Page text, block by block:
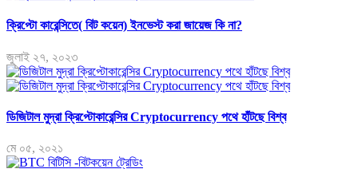
ক্রিপ্টো কারেন্সিতে( বিট কয়েন) ইনভেস্ট করা জায়েজ কি না?
জুলাই ২৭, ২০২৩
ডিজিটাল মুদ্রা ক্রিপ্টোকারেন্সির Cryptocurrency পথে হাঁটছে বিশ্ব
মে ০৫, ২০২১